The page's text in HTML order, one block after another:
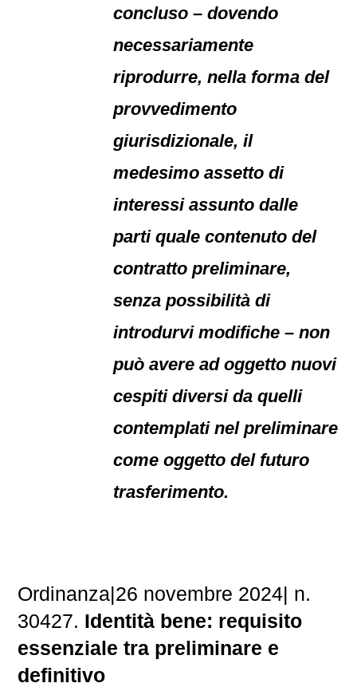
concluso – dovendo
necessariamente
riprodurre, nella forma del
provvedimento
giurisdizionale, il
medesimo assetto di
interessi assunto dalle
parti quale contenuto del
contratto preliminare,
senza possibilità di
introdurvi modifiche – non
può avere ad oggetto nuovi
cespiti diversi da quelli
contemplati nel preliminare
come oggetto del futuro
trasferimento.
Ordinanza|26 novembre 2024| n.
30427. Identità bene: requisito
essenziale tra preliminare e
definitivo